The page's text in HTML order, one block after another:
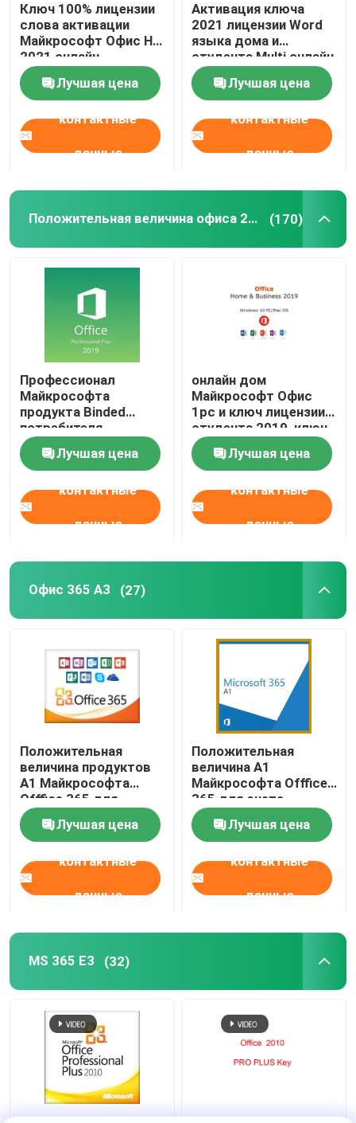
Windows Server 2025
Windows Server 2022
сервер 2019 окон
SQL 2022 Std
Ключ 100% лицензии
слова активации
Майкрософт Офис HS
2021 онлайн
Лучшая цена
контактные
данные
Активация ключа
2021 лицензии Word
языка дома и
студента Multi онлайн
Лучшая цена
контактные
данные
Положительная величина офиса 2019 профессиональная (170)
Профессионал
Майкрософта
продукта Binded
потребителя
продолжительности
жизни 1 ключа
лицензии офиса 2019
пакета цифров
Лучшая цена
контактные
данные
онлайн дом
Майкрософт Офис
1pc и ключ лицензии
студента 2019, ключ
продукта слова Hb
2019 Лучшая цена
контактные
данные
Офис 365 A3 (27)
Положительная
величина продуктов
A1 Майкрософта
Offfice 365 для
прибора английского
языка 5 счета
образования
Лучшая цена
контактные
данные
Положительная
величина A1
Майкрософта Offfice
365 для счета
факультета весь TB
языка 1Лучшая цена
контактные
данные
MS 365 E3 (32)